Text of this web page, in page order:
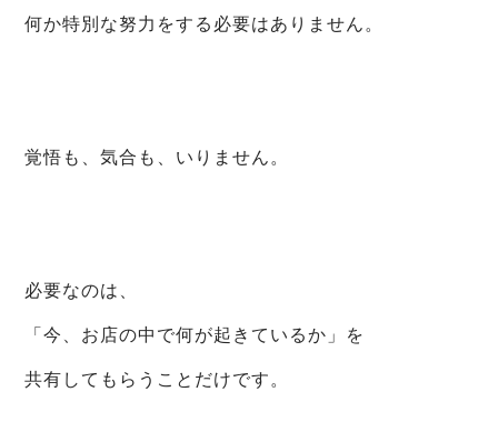
何か特別な努力をする必要はありません。
覚悟も、気合も、いりません。
必要なのは、
「今、お店の中で何が起きているか」を
共有してもらうことだけです。